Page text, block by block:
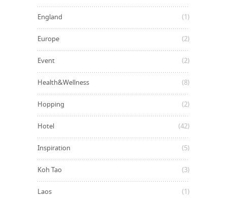
England (1)
Europe (2)
Event (2)
Health&Wellness (8)
Hopping (2)
Hotel (42)
Inspiration (5)
Koh Tao (3)
Laos (1)